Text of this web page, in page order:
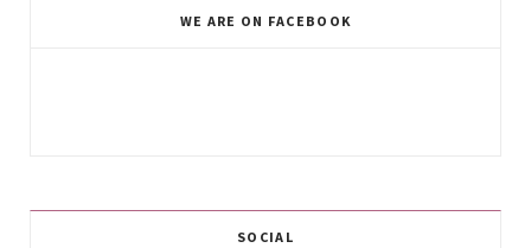
WE ARE ON FACEBOOK
SOCIAL